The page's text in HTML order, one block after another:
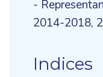
-
2014-2018,
Indices